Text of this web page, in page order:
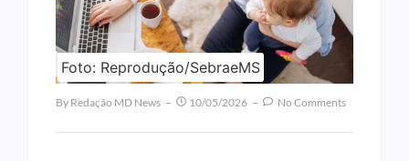
Foto: Reprodução/SebraeMS
By Redação MD News 10/05/2026 No Comments